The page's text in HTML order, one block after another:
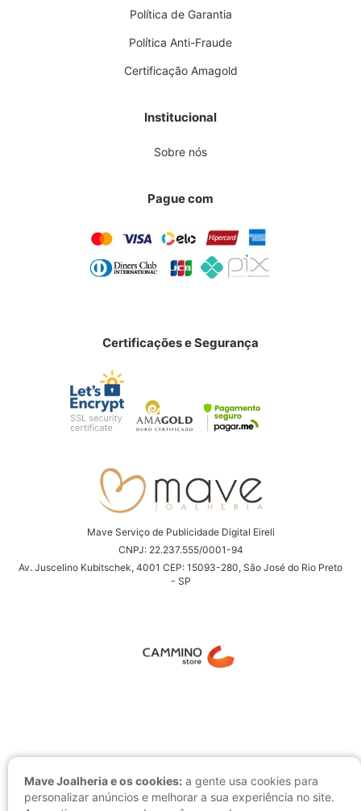
Mave Joalheria e os cookies: a gente usa cookies para
personalizar anúncios e melhorar a sua experiência no site.
Política de Garantia
Política Anti-Fraude
Certificação Amagold
Institucional
Sobre nós
Pague com
Certificações e Segurança
Mave Serviço de Publicidade Digital Eireli
CNPJ: 22.237.555/0001-94
Av. Juscelino Kubitschek, 4001 CEP: 15093-280, São José do Rio Preto
- SP